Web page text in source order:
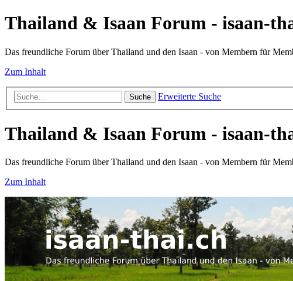
Thailand & Isaan Forum - isaan-
Das freundliche Forum über Thailand und den Isaan - von Membern für
Zum Inhalt
Suche Erweiterte Suche
Thailand & Isaan Forum - isaan-
Das freundliche Forum über Thailand und den Isaan - von Membern für
Zum Inhalt